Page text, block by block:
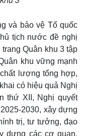
và bảo vệ Tổ quốc
tịch nước đề nghị
Quân khu 3 tập
khu vững mạnh
lượng tổng hợp,
có hiệu quả Nghị
thứ XII, Nghị quyết
2030, xây dựng
trị, tư tưởng, đạo
dựng các cơ quan,